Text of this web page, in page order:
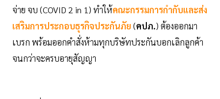
จ่าย จบ (COVID 2 in 1) ทำให้คณะกรรมการกำกับและส่ง
เสริมการประกอบธุรกิจประกันภัย (คปภ.) ต้องออกมา
เบรก พร้อมออกคำสั่งห้ามทุกบริษัทประกันบอกเลิกลูกค้า
จนกว่าจะครบอายุสัญญา